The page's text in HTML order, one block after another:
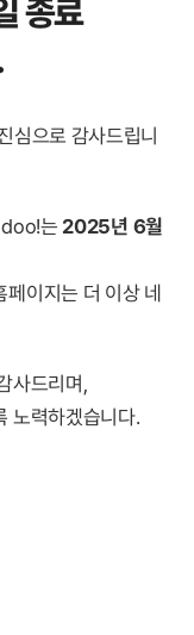
종료
심으로 감사드립니
는 2025년 6월
이지는 더 이상 네
사드리며,
노력하겠습니다.